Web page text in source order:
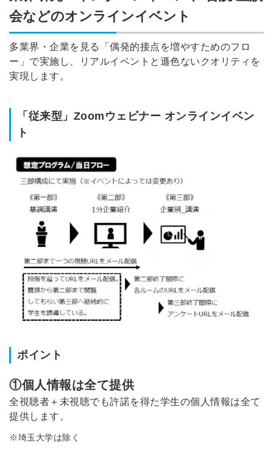
会などのオンラインイベント
多業界・企業を見る「偶発的接点を増やすためのフロ
ー」で実施し、リアルイベントと遜色ないクオリティを
実現します。
「従来型」Zoomウェビナー オンラインイベン
ト
ポイント
①個人情報は全て提供
全視聴者＋未視聴でも許諾を得た学生の個人情報は全て
提供します。
※埼玉大学は除く